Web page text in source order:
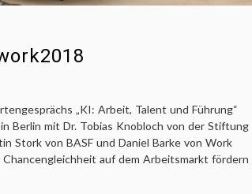
„KI: Arbeit, Talent und Führung“
Berlin mit Dr. Tobias Knobloch von der Stiftung
Stork von BASF und Daniel Barke von Work
auf dem Arbeitsmarkt fördern